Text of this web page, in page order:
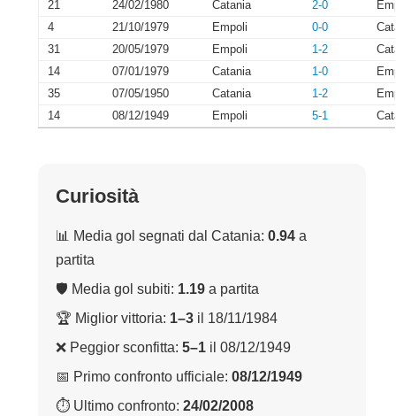
21
24/02/1980 Catania 2-0
4
21/10/1979 Empoli 0-0
31
20/05/1979 Empoli 1-2
14
07/01/1979 Catania 1-0
35
07/05/1950 Catania 1-2
14
08/12/1949 Empoli 5-1
Curiosità
📊 Media gol segnati dal Catania: 0.94 a
partita
🛡 Media gol subiti: 1.19 a partita
🏆 Miglior vittoria: 1–3 il 18/11/1984
❌ Peggior sconfitta: 5–1 il 08/12/1949
📅 Primo confronto ufficiale: 08/12/1949
⏱ Ultimo confronto: 24/02/2008